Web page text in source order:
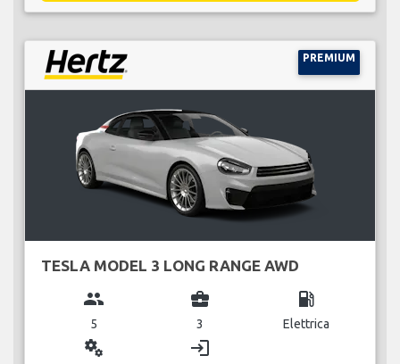
PREMIUM
TESLA MODEL 3 LONG RANGE AWD
group
5
business_center
3
local_gas_station
Elettrica
miscellaneous_services login